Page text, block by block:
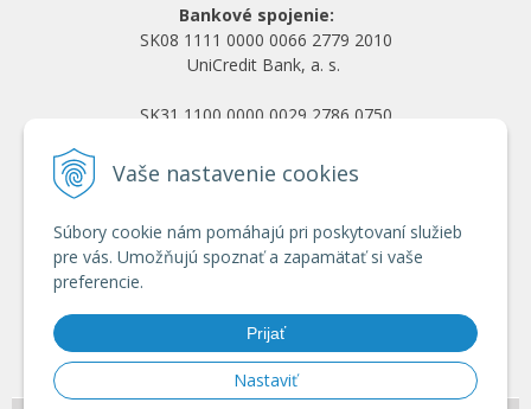
Vaše nastavenie cookies
Súbory cookie nám pomáhajú pri poskytovaní služieb
pre vás. Umožňujú spoznať a zapamätať si vaše
preferencie.
Prijať
Nastaviť
Bankové spojenie:
SK08 1111 0000 0066 2779 2010
UniCredit Bank, a. s.
SK31 1100 0000 0029 2786 0750
Obchodné podmienky
Ochrana osobných údajov
Doprava a platba
Registrácia veľkoobchod